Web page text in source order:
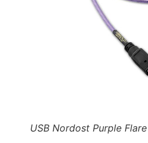
USB Nordost Purple Flare